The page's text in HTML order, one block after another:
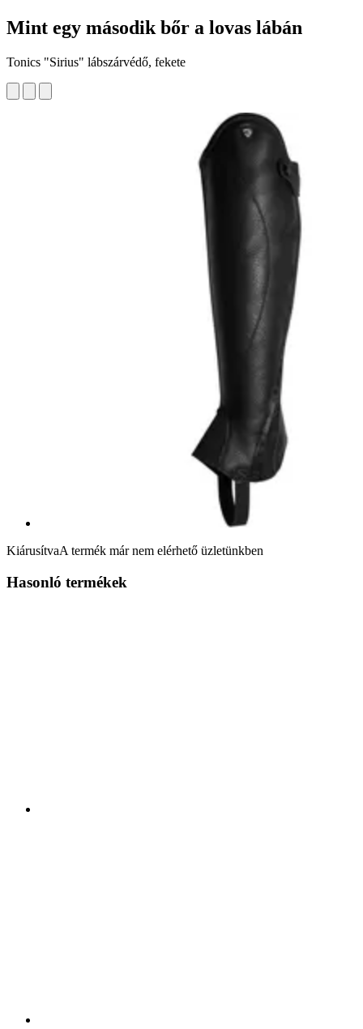
Mint egy második bőr a lovas lábán
Tonics "Sirius" lábszárvédő, fekete
KiárusítvaA termék már nem elérhető üzletünkben
Hasonló termékek